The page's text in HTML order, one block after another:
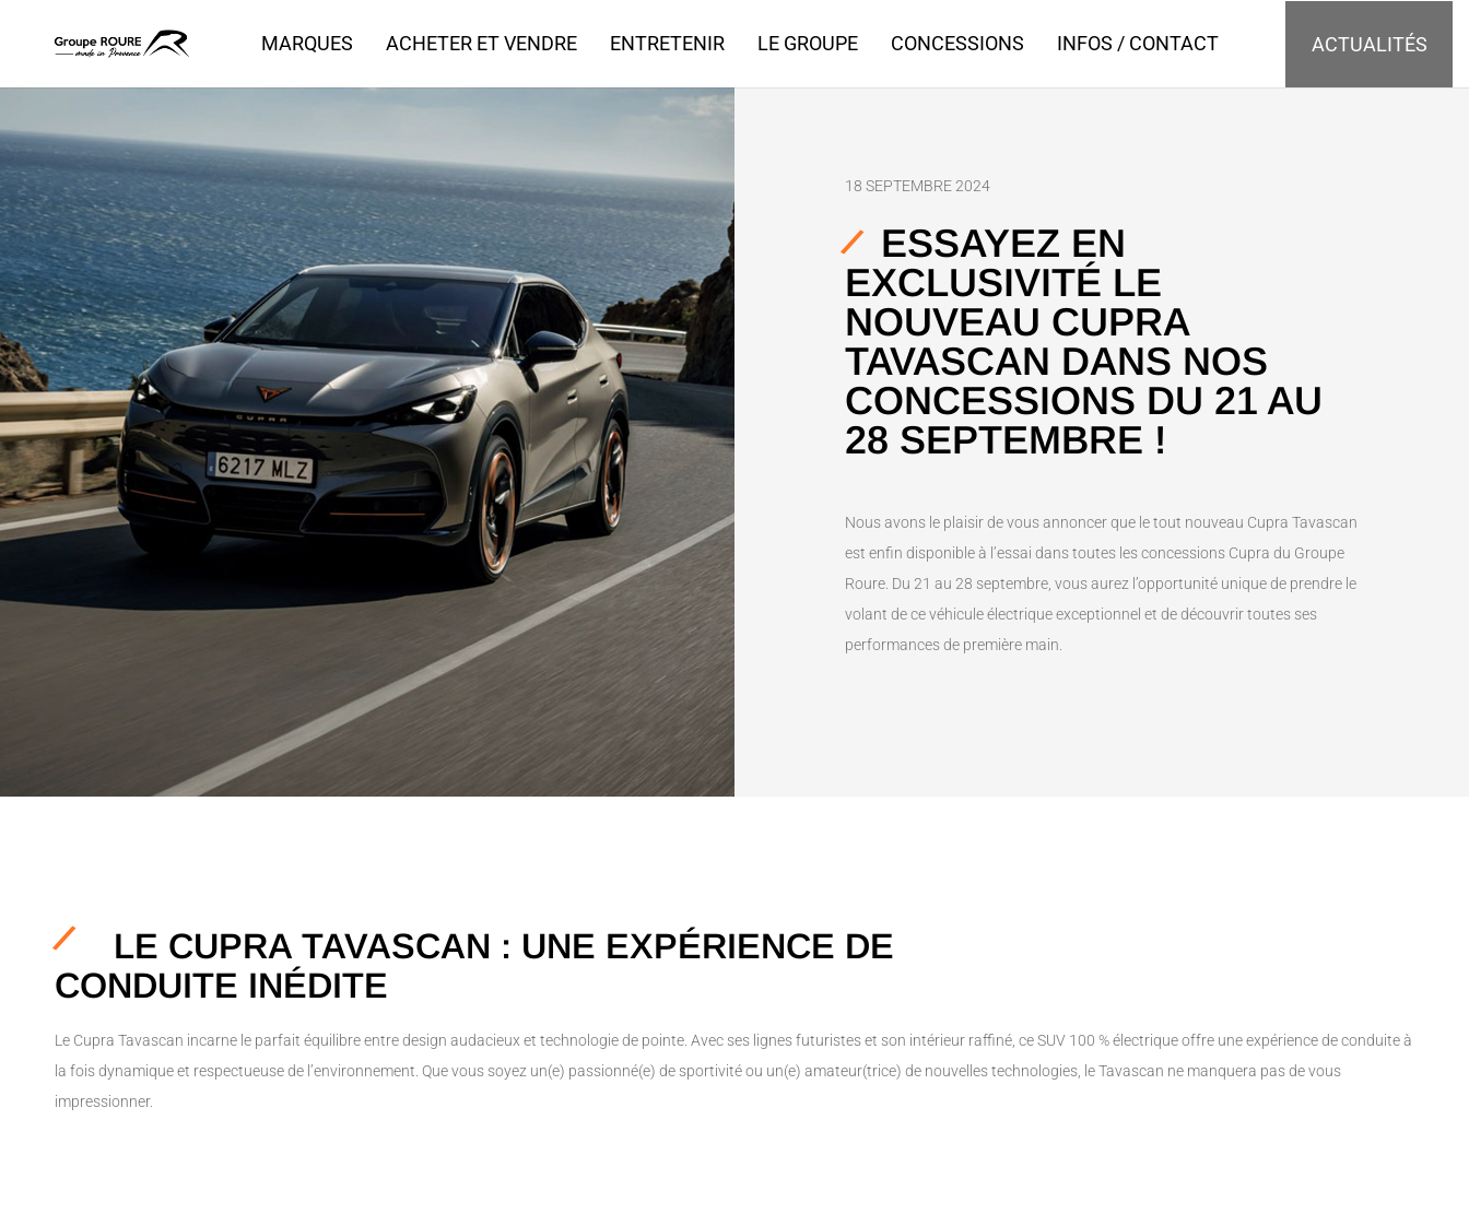
MARQUES ACHETER ET VENDRE ENTRETENIR LE GROUPE CONCESSIONS INFOS / CONTACT ACTUALITÉS
18 SEPTEMBRE 2024
ESSAYEZ EN
EXCLUSIVITÉ LE
NOUVEAU CUPRA
TAVASCAN DANS NOS
CONCESSIONS DU 21 AU
28 SEPTEMBRE !
Nous avons le plaisir de vous annoncer que le tout nouveau Cupra Tavascan
est enfin disponible à l’essai dans toutes les concessions Cupra du Groupe
Roure. Du 21 au 28 septembre, vous aurez l’opportunité unique de prendre le
volant de ce véhicule électrique exceptionnel et de découvrir toutes ses
performances de première main.
LE CUPRA TAVASCAN : UNE EXPÉRIENCE DE
CONDUITE INÉDITE
Le Cupra Tavascan incarne le parfait équilibre entre design audacieux et technologie de pointe. Avec ses lignes futuristes et son intérieur raffiné, ce SUV 100 % électrique offre une expérience de conduite à
la fois dynamique et respectueuse de l’environnement. Que vous soyez un(e) passionné(e) de sportivité ou un(e) amateur(trice) de nouvelles technologies, le Tavascan ne manquera pas de vous
impressionner.